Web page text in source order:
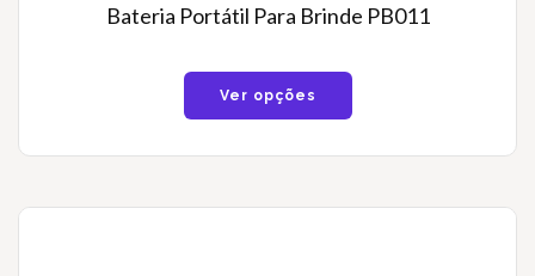
Bateria Portátil Para Brinde PB011
Ver opções